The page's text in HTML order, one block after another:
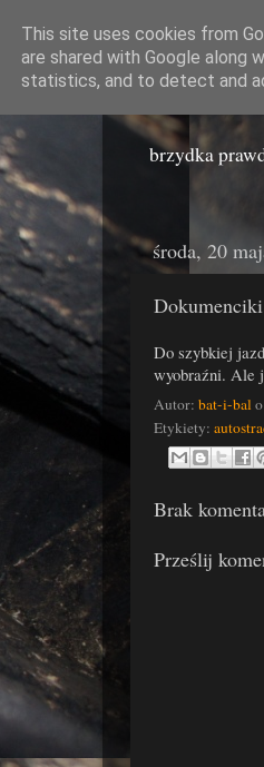
brzydka
środa, 20
Do szybkiej
wyobraźni. Ale
Autor: bat-i-bal o
Etykiety:
Brak
Prześlij
This site uses cookies from
are shared with Google along
statistics, and to detect and